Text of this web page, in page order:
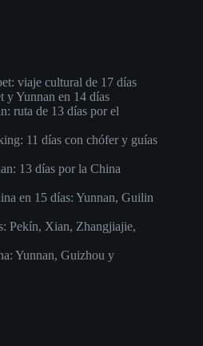
viaje cultural de 17 días
y Yunnan en 14 días
ruta de 13 días por el
11 días con chófer y guías
13 días por la China
en 15 días: Yunnan, Guilin
Pekín, Xian, Zhangjiajie,
Yunnan, Guizhou y